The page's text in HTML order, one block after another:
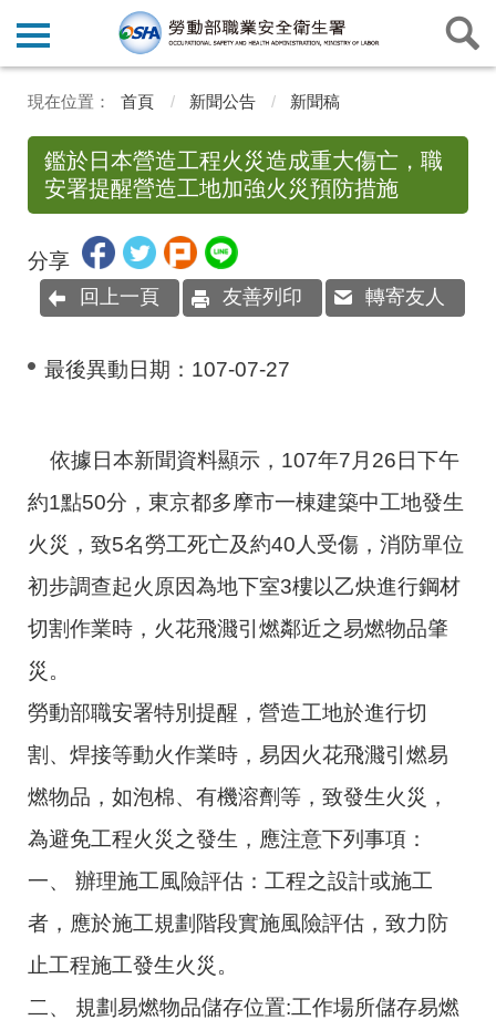
首頁 新聞公告 新聞稿
鑑於日本營造工程火災造成重大傷亡，職
安署提醒營造工地加強火災預防措施
分享
回上一頁 友善列印 轉寄友人
最後異動日期： 107-07-27
依據日本新聞資料顯示，107年7月26日下午
約1點50分，東京都多摩市一棟建築中工地發生
火災，致5名勞工死亡及約40人受傷，消防單位
初步調查起火原因為地下室3樓以乙炔進行鋼材
切割作業時，火花飛濺引燃鄰近之易燃物品肇
災。
勞動部職安署特別提醒，營造工地於進行切
割、焊接等動火作業時，易因火花飛濺引燃易
燃物品，如泡棉、有機溶劑等，致發生火災，
為避免工程火災之發生，應注意下列事項：
一、 辦理施工風險評估：工程之設計或施工
者，應於施工規劃階段實施風險評估，致力防
止工程施工發生火災。
二、 規劃易燃物品儲存位置:工作場所儲存易燃